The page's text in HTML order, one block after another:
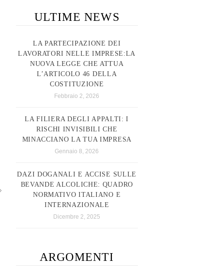
ULTIME NEWS
LA PARTECIPAZIONE DEI
LAVORATORI NELLE IMPRESE:LA
NUOVA LEGGE CHE ATTUA
L’ARTICOLO 46 DELLA
COSTITUZIONE
Febbraio 2, 2026
LA FILIERA DEGLI APPALTI: I
RISCHI INVISIBILI CHE
MINACCIANO LA TUA IMPRESA
Gennaio 8, 2026
DAZI DOGANALI E ACCISE SULLE
BEVANDE ALCOLICHE: QUADRO
NORMATIVO ITALIANO E
INTERNAZIONALE
Dicembre 2, 2025
ARGOMENTI